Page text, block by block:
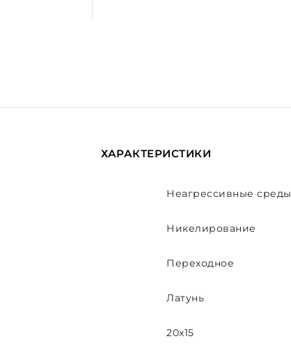
ХАРАКТЕРИСТИКИ
Неагрессивные среды
Никелирование
Переходное
Латунь
20x15